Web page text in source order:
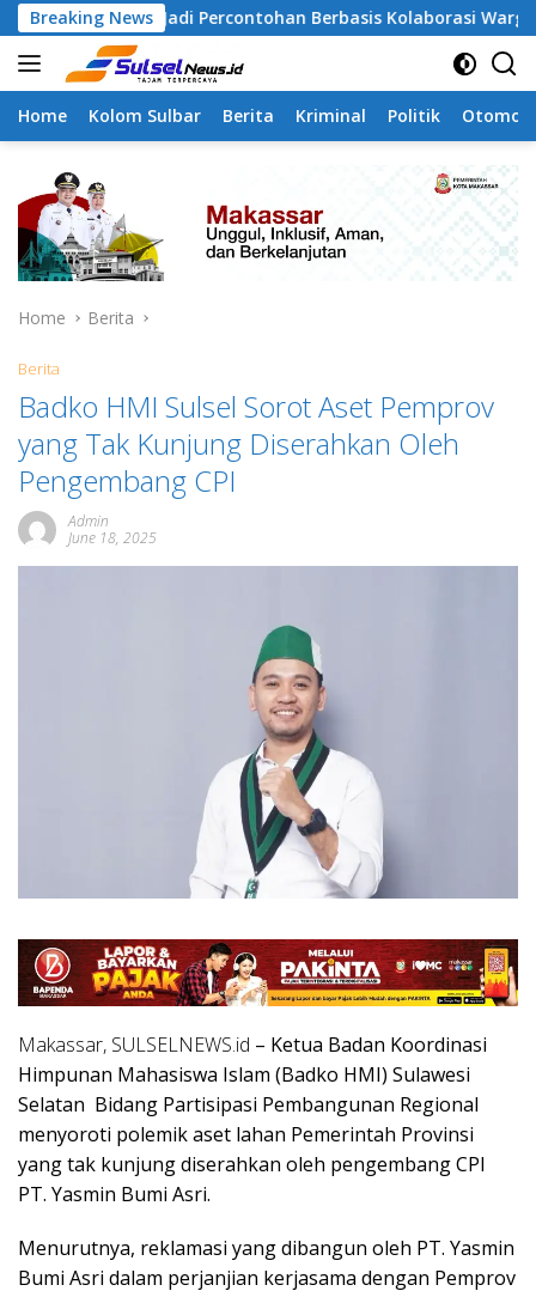
Skip
to
content
Breaking News
Jadi Percontohan Berbasis Kolaborasi Warga
Home Kolom Sulbar Berita Kriminal Politik
Home Berita
Berita
Badko HMI Sulsel Sorot Aset Pemprov
yang Tak Kunjung Diserahkan Oleh
Pengembang CPI
Admin
June 18, 2025
Makassar, SULSELNEWS.id – Ketua Badan Koordinasi
Himpunan Mahasiswa Islam (Badko HMI) Sulawesi
Selatan Bidang Partisipasi Pembangunan Regional
menyoroti polemik aset lahan Pemerintah Provinsi
yang tak kunjung diserahkan oleh pengembang CPI
PT. Yasmin Bumi Asri.
Menurutnya, reklamasi yang dibangun oleh PT. Yasmin
Bumi Asri dalam perjanjian kerjasama dengan Pemprov